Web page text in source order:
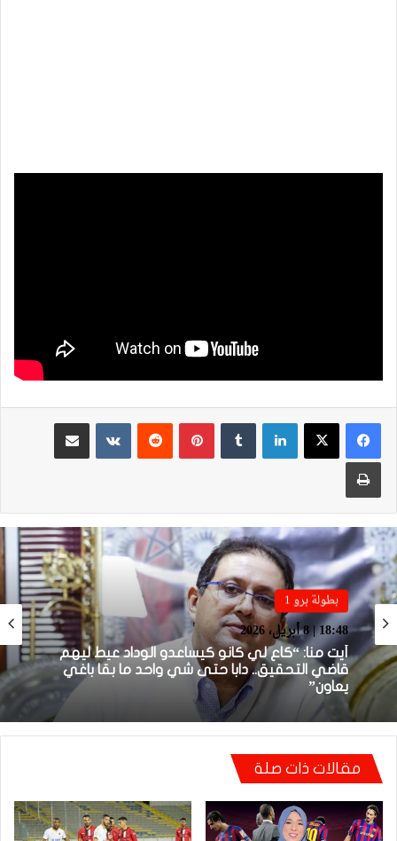
لينكدإن بينتيريست
مشاركة عبر البريد
طباعة
بطولة برو 1
18:48 | 8 أبريل، 2026
أيت منا: “كاع لي كانو كيساعدو الوداد عيط ليهم
قاضي التحقيق.. دابا حتى شي واحد ما بقا باغي
يعاون”
بطولة برو 1
22:23 | 6 أبريل، 2026
توالي النتائج السلبية يلاحق الوداد الرياضي بعد
تعادل جديد أمام الدفاع الحسني الجديدي
مقالات ذات صلة